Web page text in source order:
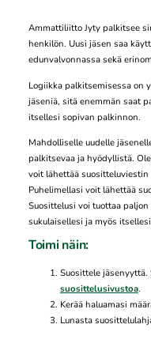
Ammattiliitto Jyty palkitsee
henkilön. Uusi jäsen saa
edunvalvonnassa sekä
Logiikka palkitsemisessa on
jäseniä, sitä enemmän saat
itsellesi sopivan palkinnon.
Mahdolliselle uudelle
palkitsevaa ja hyödyllistä.
voit lähettää
Puhelimellasi voit lähettää
Suosittelusi voi tuottaa
sukulaisellesi ja myös
Toimi näin:
Suosittele
suosittelusivustoa.
Kerää haluamasi
Lunasta